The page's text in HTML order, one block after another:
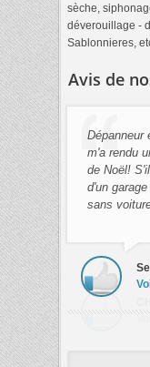
sèche,
déverouillage -
Sablonnieres, etc
Avis de
Dépanneur
m'a rendu
de Noël!
d'un
sans